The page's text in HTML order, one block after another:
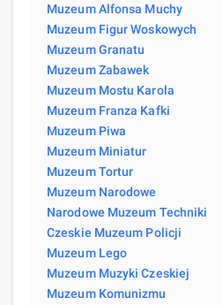
Muzeum Alfonsa Muchy
Muzeum Figur Woskowych
Muzeum Granatu
Muzeum Zabawek
Muzeum Mostu Karola
Muzeum Franza Kafki
Muzeum Piwa
Muzeum Miniatur
Muzeum Tortur
Muzeum Narodowe
Narodowe Muzeum Techniki
Czeskie Muzeum Policji
Muzeum Lego
Muzeum Muzyki Czeskiej
Muzeum Komunizmu